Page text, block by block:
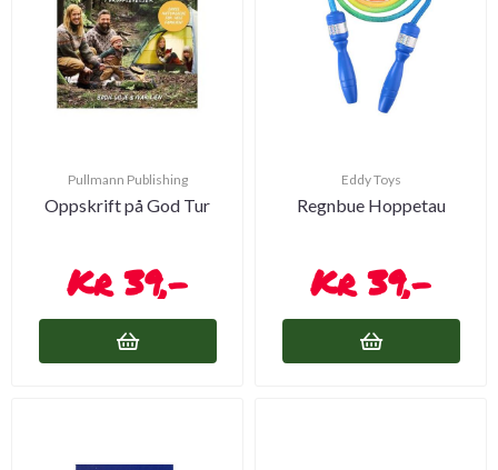
Pullmann Publishing
Oppskrift på God Tur
39,-
Eddy Toys
Regnbue Hoppetau
39,-